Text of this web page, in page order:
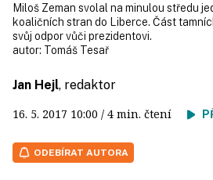
Miloš Zeman svolal na minulou středu
koaličních stran do Liberce. Část
svůj odpor vůči prezidentovi.
autor: Tomáš Tesař
Jan Hejl, redaktor
16. 5. 2017 10:00 / 4 min. čtení
ODEBÍRAT AUTORA